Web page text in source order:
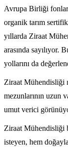
Avrupa Birliği
organik tarım
yıllarda Ziraat
arasında sayılıyor.
yollarını da
Ziraat Mühendisliği
mezunlarının uzun
umut verici
Ziraat Mühendisliği
isteyen, hem